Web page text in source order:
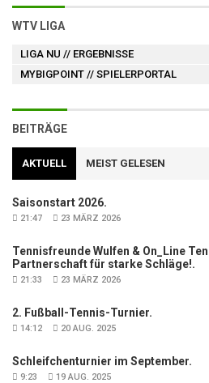
WTV LIGA
LIGA NU // ERGEBNISSE
MYBIGPOINT // SPIELERPORTAL
BEITRÄGE
AKTUELL MEIST GELESEN
Saisonstart 2026.
21:47 23 MÄRZ 2026
Tennisfreunde Wulfen & On_Line
Partnerschaft für starke Schläge!.
21:33 23 MÄRZ 2026
2. Fußball-Tennis-Turnier.
14:12 20 AUG. 2025
Schleifchenturnier im September.
9:23 19 AUG. 2025